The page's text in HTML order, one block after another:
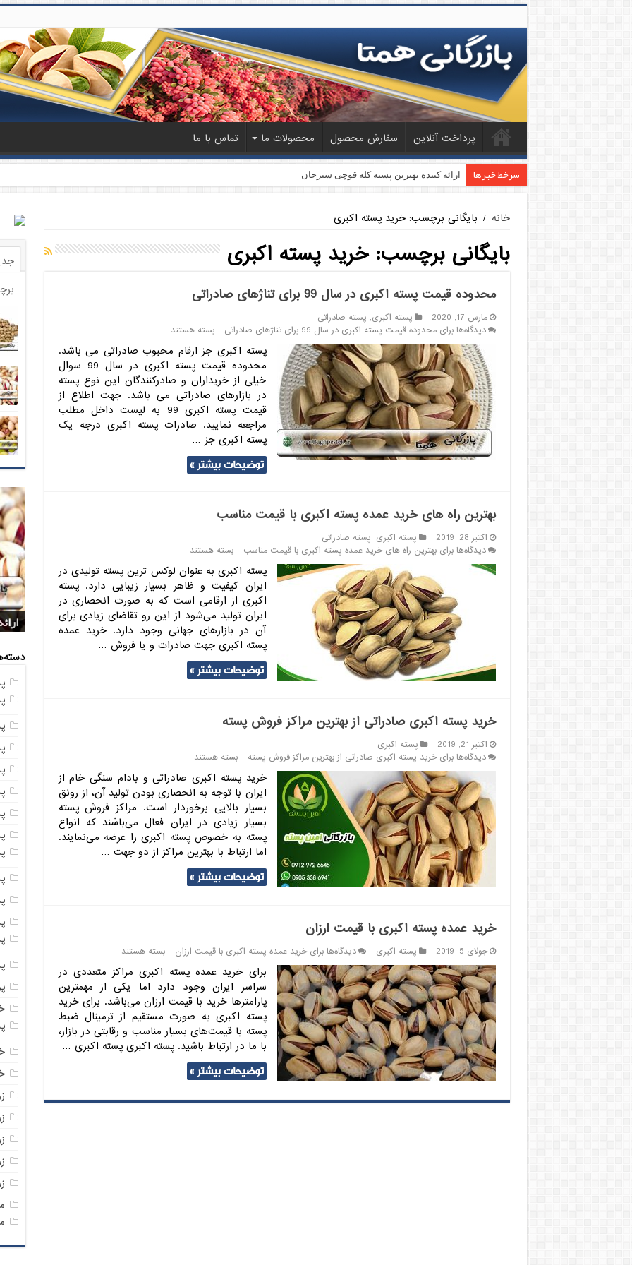
پرداخت آنلاین سفارش محصول محصولات ما تماس با ما
سرخط خبرها ارائه کننده بهترین پسته کله قوچی سیرجان
خانه / بایگانی برچسب: خرید پسته اکبری
بایگانی برچسب:خرید پسته اکبری
محدوده قیمت پسته اکبری در سال 99 برای تناژهای صادراتی
مارس 17, 2020 پسته اکبری, پسته صادراتی
دیدگاه‌هابرای محدوده قیمت پسته اکبری در سال 99 برای تناژهای صادراتی بسته هستند
پسته اکبری جز ارقام محبوب صادراتی می باشد.
محدوده قیمت پسته اکبری در سال 99 سوال
خیلی از خریداران و صادرکنندگان این نوع پسته
در بازارهای صادراتی می باشد. جهت اطلاع از
قیمت پسته اکبری 99 به لیست داخل مطلب
مراجعه نمایید. صادرات پسته اکبری درجه یک
پسته اکبری جز …
توضیحات بیشتر »
بهترین راه های خرید عمده پسته اکبری با قیمت مناسب
اکتبر 28, 2019 پسته اکبری, پسته صادراتی
دیدگاه‌هابرای بهترین راه های خرید عمده پسته اکبری با قیمت مناسب بسته هستند
پسته اکبری به عنوان لوکس ترین پسته تولیدی در
ایران کیفیت و ظاهر بسیار زیبایی دارد. پسته
اکبری از ارقامی است که به صورت انحصاری در
ایران تولید می‌شود از این رو تقاضای زیادی برای
آن در بازارهای جهانی وجود دارد. خرید عمده
پسته اکبری جهت صادرات و یا فروش …
توضیحات بیشتر »
خرید پسته اکبری صادراتی از بهترین مراکز فروش پسته
اکتبر 21, 2019
پسته اکبری
دیدگاه‌هابرای خرید پسته اکبری صادراتی از بهترین مراکز فروش پسته بسته هستند
خرید پسته اکبری صادراتی و بادام سنگی خام از
ایران با توجه به انحصاری بودن تولید آن، از رونق
بسیار بالایی برخوردار است. مراکز فروش پسته
بسیار زیادی در ایران فعال می‌باشند که انواع
پسته به خصوص پسته اکبری را عرضه می‌نمایند.
اما ارتباط با بهترین مراکز از دو جهت …
توضیحات بیشتر »
خرید عمده پسته اکبری با قیمت ارزان
جولای 5, 2019 پسته اکبری دیدگاه‌هابرای خرید عمده پسته اکبری با قیمت ارزان بسته هستند
برای خرید عمده پسته اکبری مراکز متعددی در
سراسر ایران وجود دارد اما یکی از مهمترین
پارامترها خرید با قیمت ارزان می‌باشد. برای خرید
پسته اکبری به صورت مستقیم از ترمینال ضبط
پسته با قیمت‌های بسیار مناسب و رقابتی در بازار،
با ما در ارتباط باشید. پسته اکبری پسته اکبری …
توضیحات بیشتر »